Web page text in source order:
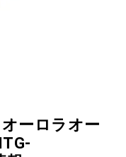
オーロラオー